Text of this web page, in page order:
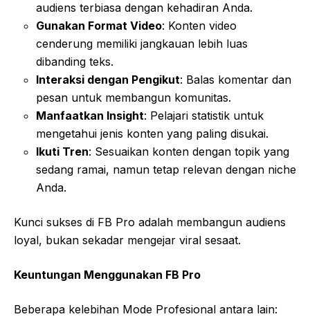
audiens terbiasa dengan kehadiran Anda.
Gunakan Format Video: Konten video
cenderung memiliki jangkauan lebih luas
dibanding teks.
Interaksi dengan Pengikut: Balas komentar dan
pesan untuk membangun komunitas.
Manfaatkan Insight: Pelajari statistik untuk
mengetahui jenis konten yang paling disukai.
Ikuti Tren: Sesuaikan konten dengan topik yang
sedang ramai, namun tetap relevan dengan niche
Anda.
Kunci sukses di FB Pro adalah membangun audiens
loyal, bukan sekadar mengejar viral sesaat.
Keuntungan Menggunakan FB Pro
Beberapa kelebihan Mode Profesional antara lain: